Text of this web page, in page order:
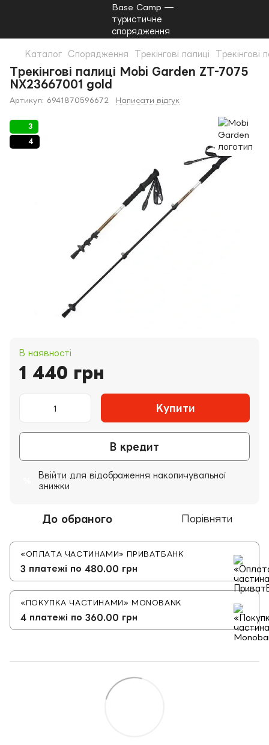
Каталог Спорядження Трекінгові палиці
Трекінгові палиці Mobi Garden ZT-7075
NX23667001 gold
Артикул: 6941870596672 Написати відгук
3
4
В наявності
1 440 грн
Купити
В кредит
Ввійти для відображення накопичувальної
знижки
До обраного Порівняти
«ОПЛАТА ЧАСТИНАМИ» ПРИВАТБАНК
3 платежі по 480.00 грн
«ПОКУПКА ЧАСТИНАМИ» MONOBANK
4 платежі по 360.00 грн